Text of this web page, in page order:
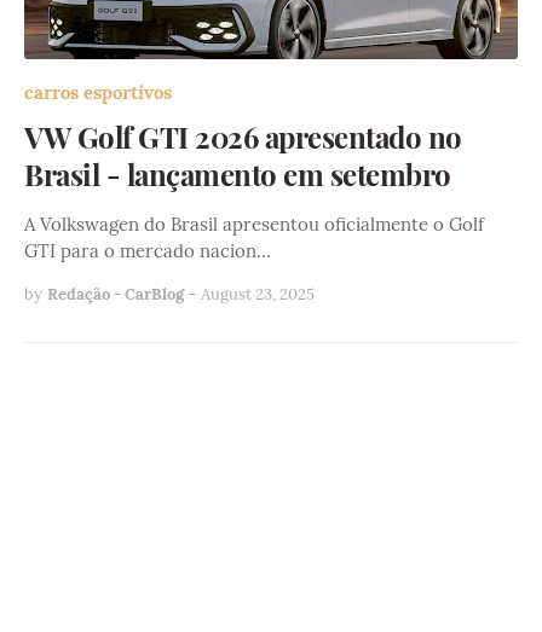
carros esportivos
VW Golf GTI 2026 apresentado no
Brasil - lançamento em setembro
A Volkswagen do Brasil apresentou oficialmente o Golf
GTI para o mercado nacion…
by Redação - CarBlog - August 23, 2025